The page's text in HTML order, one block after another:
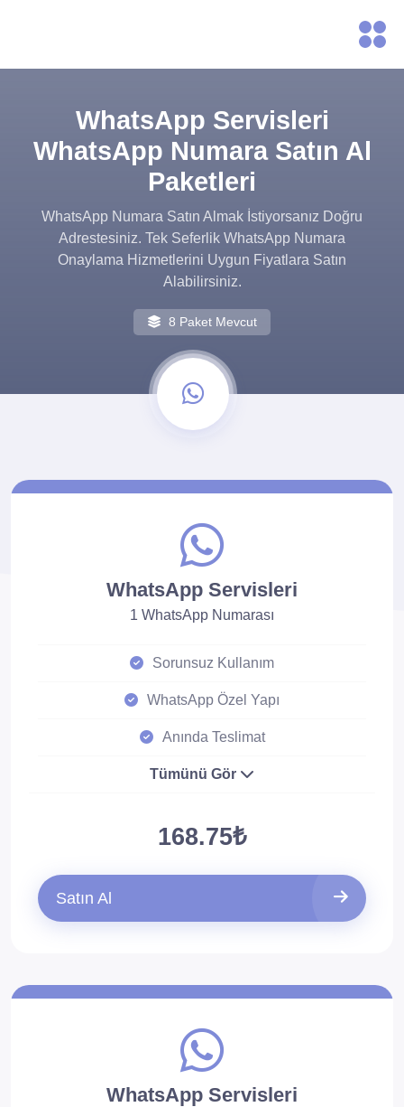
WhatsApp Servisleri
WhatsApp Numara Satın Al
Paketleri
WhatsApp Numara Satın Almak İstiyorsanız Doğru
Adrestesiniz. Tek Seferlik WhatsApp Numara
Onaylama Hizmetlerini Uygun Fiyatlara Satın
Alabilirsiniz.
8 Paket Mevcut
WhatsApp Servisleri
1 WhatsApp Numarası
Sorunsuz Kullanım
WhatsApp Özel Yapı
Anında Teslimat
Tümünü Gör
168.75₺
Satın Al
WhatsApp Servisleri